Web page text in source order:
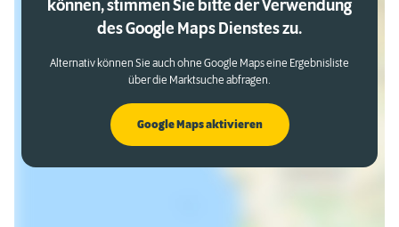
können, stimmen Sie bitte der Verwendung
des Google Maps Dienstes zu.
Alternativ können Sie auch ohne Google Maps eine Ergebnisliste
über die Marktsuche abfragen.
Google Maps aktivieren